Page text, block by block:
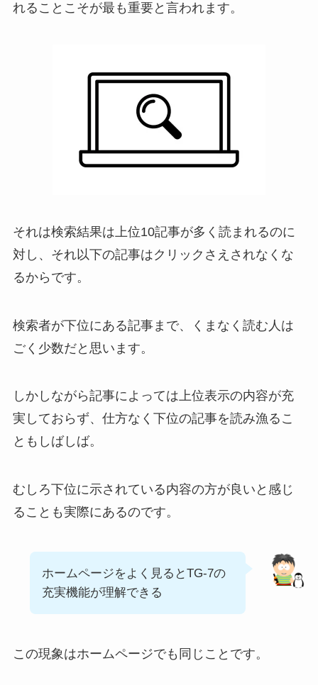
れることこそが最も重要と言われます。
それは検索結果は上位10記事が多く読まれるのに
対し、それ以下の記事はクリックさえされなくな
るからです。
検索者が下位にある記事まで、くまなく読む人は
ごく少数だと思います。
しかしながら記事によっては上位表示の内容が充
実しておらず、仕方なく下位の記事を読み漁るこ
ともしばしば。
むしろ下位に示されている内容の方が良いと感じ
ることも実際にあるのです。
ホームページをよく見るとTG-7の
充実機能が理解できる
この現象はホームページでも同じことです。